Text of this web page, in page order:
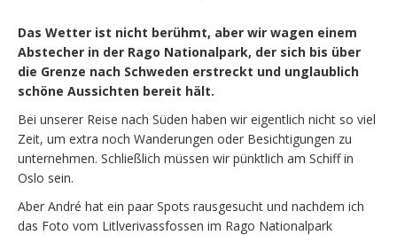
Das Wetter ist nicht berühmt, aber wir wagen einem
Abstecher in der Rago Nationalpark, der sich bis über
die Grenze nach Schweden erstreckt und unglaublich
schöne Aussichten bereit hält.
Bei unserer Reise nach Süden haben wir eigentlich nicht so viel
Zeit, um extra noch Wanderungen oder Besichtigungen zu
unternehmen. Schließlich müssen wir pünktlich am Schiff in
Oslo sein.
Aber André hat ein paar Spots rausgesucht und nachdem ich
das Foto vom Litlverivassfossen im Rago Nationalpark